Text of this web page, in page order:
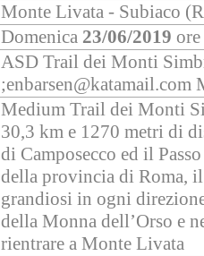
Monte Livata - Subiaco
Domenica 23/06/2019
ASD Trail dei Monti
Medium Trail dei Monti
30,3 km e 1270 metri di
di Camposecco ed il
della provincia di Roma,
grandiosi in ogni
della Monna dell’Orso e
rientrare a Monte Livata